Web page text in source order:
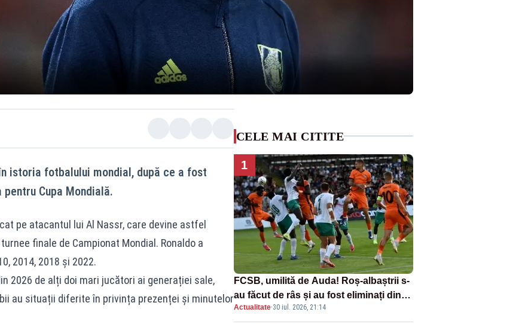
istoria fotbalului mondial, după ce a fost
Cupa Mondială.
pe atacantul lui Al Nassr, care devine astfel
finale de Campionat Mondial. Ronaldo a
2014, 2018 și 2022.
2026 de alți doi mari jucători ai generației sale,
au situații diferite în privința prezenței și minutelor
CELE MAI CITITE
1
FCSB, umilită de Auda! Roș-albaștrii s-
au făcut de râs și au fost eliminați din
Conference League
Actualitate·30 iul. 2026, 21:14